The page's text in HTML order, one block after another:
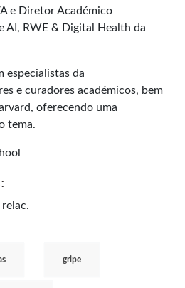
e Diretor Académico
AI, RWE & Digital Health da
especialistas da
e curadores académicos, bem
oferecendo uma
tema.
gripe